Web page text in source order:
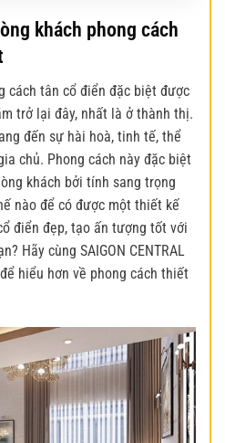
khách phong cách
cách tân cổ điển đặc biệt được
trở lại đây, nhất là ở thành thị.
đến sự hài hoà, tinh tế, thể
chủ. Phong cách này đặc biệt
khách bởi tính sang trọng
nào để có được một thiết kế
điển đẹp, tạo ấn tượng tốt với
Hãy cùng SAIGON CENTRAL
hiểu hơn về phong cách thiết